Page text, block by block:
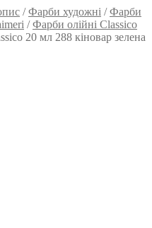
/Фарби художні /Фарби
/Фарби олійні Classico
20 мл 288 кіновар зелена